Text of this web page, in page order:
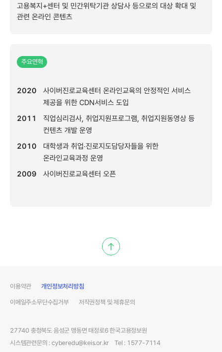
고용복지+센터및민간위탁기관상담사등으로의대상확대및
관련온라인콘텐츠
주요연혁
2020
사이버진로교육센터온라인교육의안정적인서비스
제공을위한CDN서비스도입
2011
직업심리검사,취업지원프로그램,취업지원동영상등
컨텐츠개발운영
2010
대학생과취업‧진로지도담당자들을위한
온라인교육과정운영
2009
사이버진로교육센터오픈
이용약관 개인정보처리방침
이메일주소무단수집거부 저작권정책및제휴문의
27740충청북도음성군맹동면태정로6한국고용정보원
시스템관련문의:cyberedu@keis.or.kr
Tel:1577-7114